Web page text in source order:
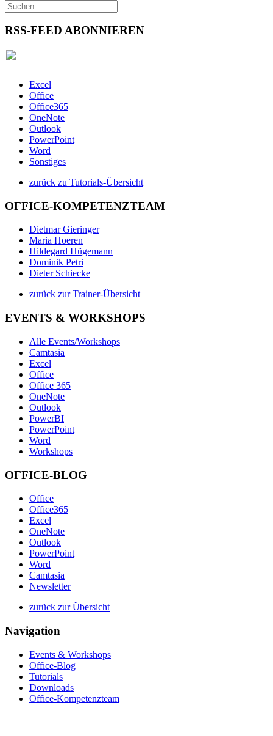
RSS-FEED ABONNIEREN
Excel
Office
Office365
OneNote
Outlook
PowerPoint
Word
Sonstiges
zurück zu Tutorials-Übersicht
OFFICE-KOMPETENZTEAM
Dietmar Gieringer
Maria Hoeren
Hildegard Hügemann
Dominik Petri
Dieter Schiecke
zurück zur Trainer-Übersicht
EVENTS & WORKSHOPS
Alle Events/Workshops
Camtasia
Excel
Office
Office 365
OneNote
Outlook
PowerBI
PowerPoint
Word
Workshops
OFFICE-BLOG
Office
Office365
Excel
OneNote
Outlook
PowerPoint
Word
Camtasia
Newsletter
zurück zur Übersicht
Navigation
Events & Workshops
Office-Blog
Tutorials
Downloads
Office-Kompetenzteam